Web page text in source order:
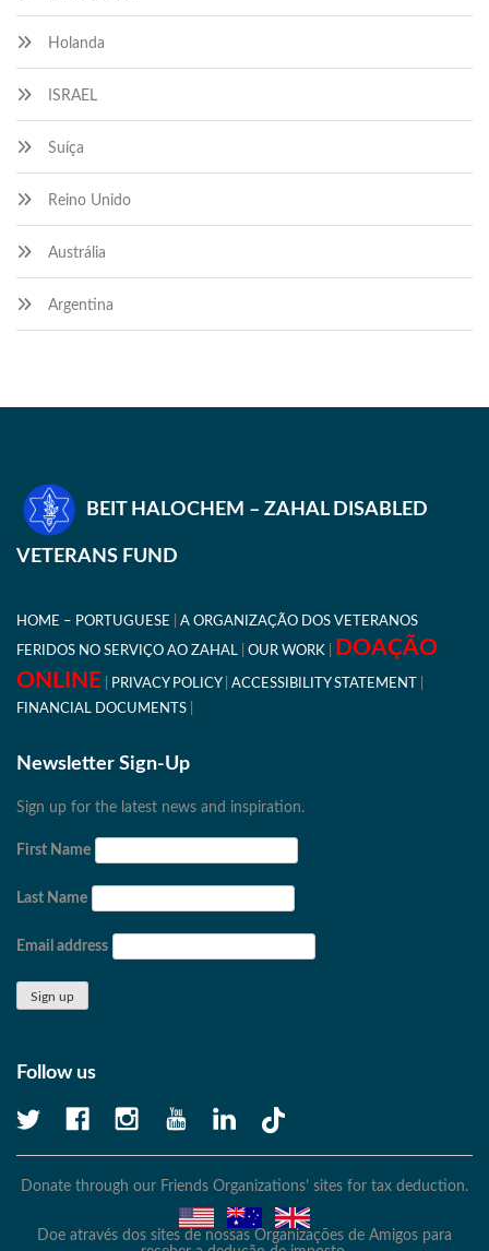
Holanda
ISRAEL
Suíça
Reino Unido
Austrália
Argentina
BEIT HALOCHEM – ZAHAL DISABLED
VETERANS FUND
HOME – PORTUGUESE
A ORGANIZAÇÃO DOS VETERANOS
FERIDOS NO SERVIÇO AO ZAHAL
OUR WORK
DOAÇÃO
ONLINE
PRIVACY POLICY
ACCESSIBILITY STATEMENT
FINANCIAL DOCUMENTS
Newsletter Sign-Up
Sign up for the latest news and inspiration.
First Name
Last Name
Email address
Follow us
Donate through our Friends Organizations’ sites for tax deduction.
Doe através dos sites de nossas Organizações de Amigos para